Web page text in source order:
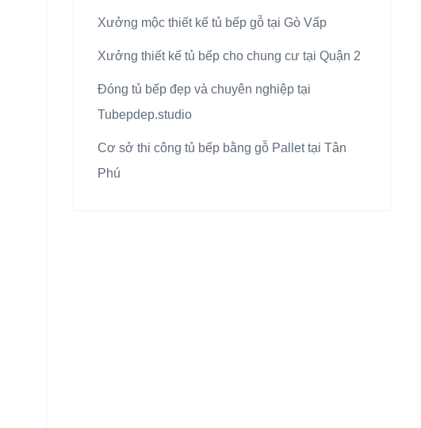
Xưởng mộc thiết kế tủ bếp gỗ tại Gò Vấp
Xưởng thiết kế tủ bếp cho chung cư tại Quận 2
Đóng tủ bếp đẹp và chuyên nghiệp tại
Tubepdep.studio
Cơ sở thi công tủ bếp bằng gỗ Pallet tại Tân
Phú